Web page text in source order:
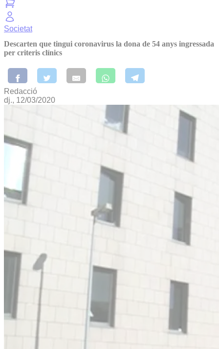
Societat
Descarten que tingui coronavirus la dona de 54 anys ingressada
per criteris clínics
Redacció
dj., 12/03/2020